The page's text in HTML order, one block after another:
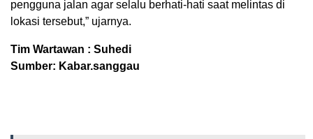
pengguna jalan agar selalu berhati-hati saat melintas di
lokasi tersebut,” ujarnya.
Tim Wartawan : Suhedi
Sumber: Kabar.sanggau